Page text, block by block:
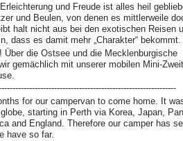
und Freude ist alles heil
und Beulen, von denen es mittlerweile
halt nicht aus bei den exotischen Reisen
dass es damit mehr „Charakter“ bekommt.
Über die Ostsee und die Mecklenburgische
gemächlich mit unserer mobilen Mini-
for our campervan to come home. It
starting in Perth via Korea, Japan,
and England. Therefore our camper has
have so far.